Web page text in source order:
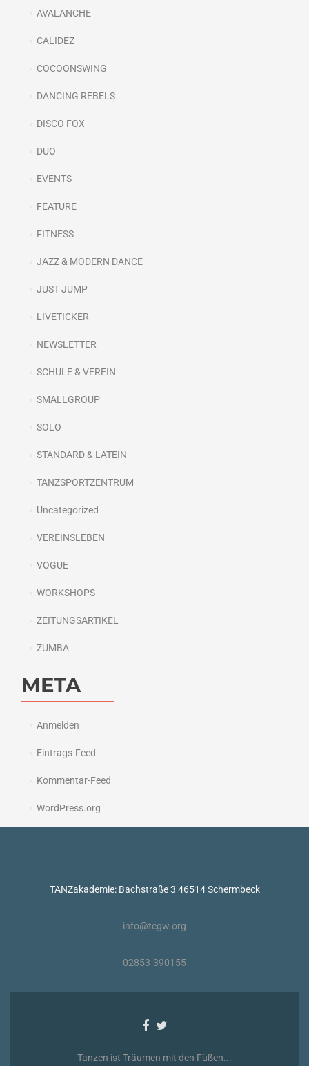
AVALANCHE
CALIDEZ
COCOONSWING
DANCING REBELS
DISCO FOX
DUO
EVENTS
FEATURE
FITNESS
JAZZ & MODERN DANCE
JUST JUMP
LIVETICKER
NEWSLETTER
SCHULE & VEREIN
SMALLGROUP
SOLO
STANDARD & LATEIN
TANZSPORTZENTRUM
Uncategorized
VEREINSLEBEN
VOGUE
WORKSHOPS
ZEITUNGSARTIKEL
ZUMBA
META
Anmelden
Eintrags-Feed
Kommentar-Feed
WordPress.org
TANZakademie: Bachstraße 3 46514 Schermbeck
info@tcgw.org
02853-390155
Facebook-
Twitter-
Tanzen ist Träumen mit den Füßen...